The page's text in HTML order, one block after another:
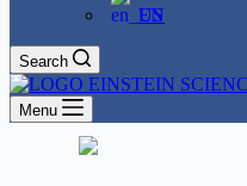
EN
Search
Menu